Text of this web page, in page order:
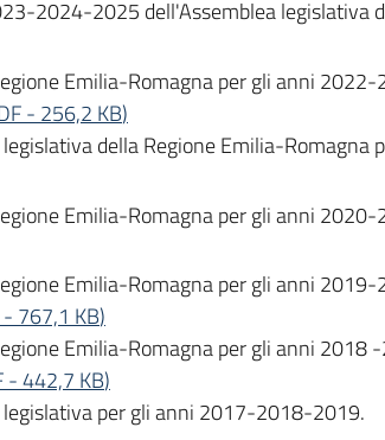
2024-2025 dell'Assemblea legislativa
Emilia-Romagna per gli anni
- 256,2 KB)
della Regione Emilia-
Emilia-Romagna per gli anni
Emilia-Romagna per gli anni
- 767,1 KB)
Emilia-Romagna per gli anni 2018
-442,7 KB)
legislativa per gli anni 2017-2018-2019.